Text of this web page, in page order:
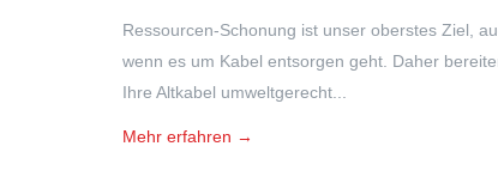
Ressourcen-Schonung ist unser oberstes Ziel,
wenn es um Kabel entsorgen geht. Daher
Ihre Altkabel umweltgerecht...
Mehr erfahren →